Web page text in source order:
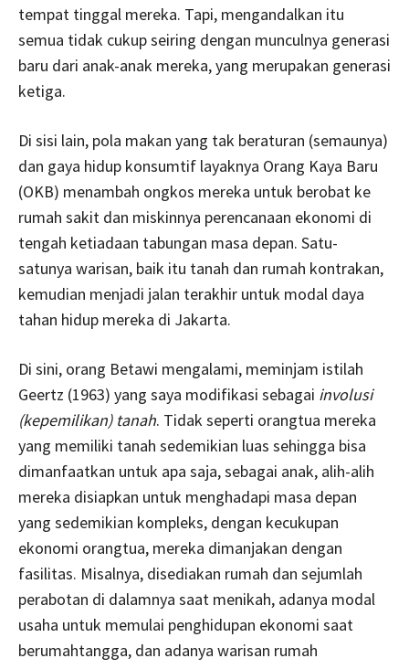
tempat tinggal mereka. Tapi, mengandalkan itu
semua tidak cukup seiring dengan munculnya generasi
baru dari anak-anak mereka, yang merupakan generasi
ketiga.
Di sisi lain, pola makan yang tak beraturan (semaunya)
dan gaya hidup konsumtif layaknya Orang Kaya Baru
(OKB) menambah ongkos mereka untuk berobat ke
rumah sakit dan miskinnya perencanaan ekonomi di
tengah ketiadaan tabungan masa depan. Satu-
satunya warisan, baik itu tanah dan rumah kontrakan,
kemudian menjadi jalan terakhir untuk modal daya
tahan hidup mereka di Jakarta.
Di sini, orang Betawi mengalami, meminjam istilah
Geertz (1963) yang saya modifikasi sebagai involusi
(kepemilikan) tanah. Tidak seperti orangtua mereka
yang memiliki tanah sedemikian luas sehingga bisa
dimanfaatkan untuk apa saja, sebagai anak, alih-alih
mereka disiapkan untuk menghadapi masa depan
yang sedemikian kompleks, dengan kecukupan
ekonomi orangtua, mereka dimanjakan dengan
fasilitas. Misalnya, disediakan rumah dan sejumlah
perabotan di dalamnya saat menikah, adanya modal
usaha untuk memulai penghidupan ekonomi saat
berumahtangga, dan adanya warisan rumah